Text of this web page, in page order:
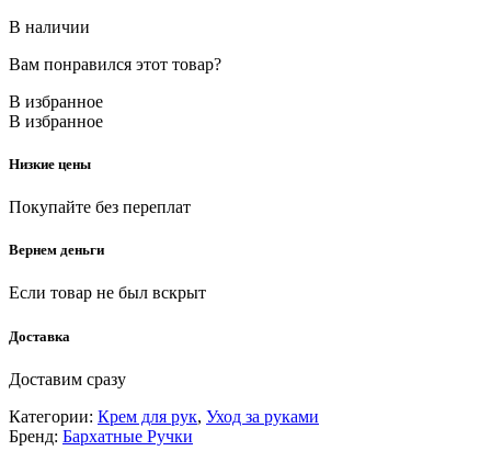
В наличии
Вам понравился этот товар?
В избранное
В избранное
Низкие цены
Покупайте без переплат
Вернем деньги
Если товар не был вскрыт
Доставка
Доставим сразу
Категории: Крем для рук, Уход за руками
Бренд: Бархатные Ручки